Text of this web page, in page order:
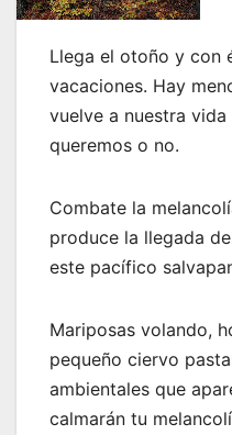
Llega el otoño y con
vacaciones. Hay
vuelve a nuestra
queremos o no.
Combate la
produce la llegada
este pacífico
Mariposas volando,
pequeño ciervo
ambientales que
calmarán tu